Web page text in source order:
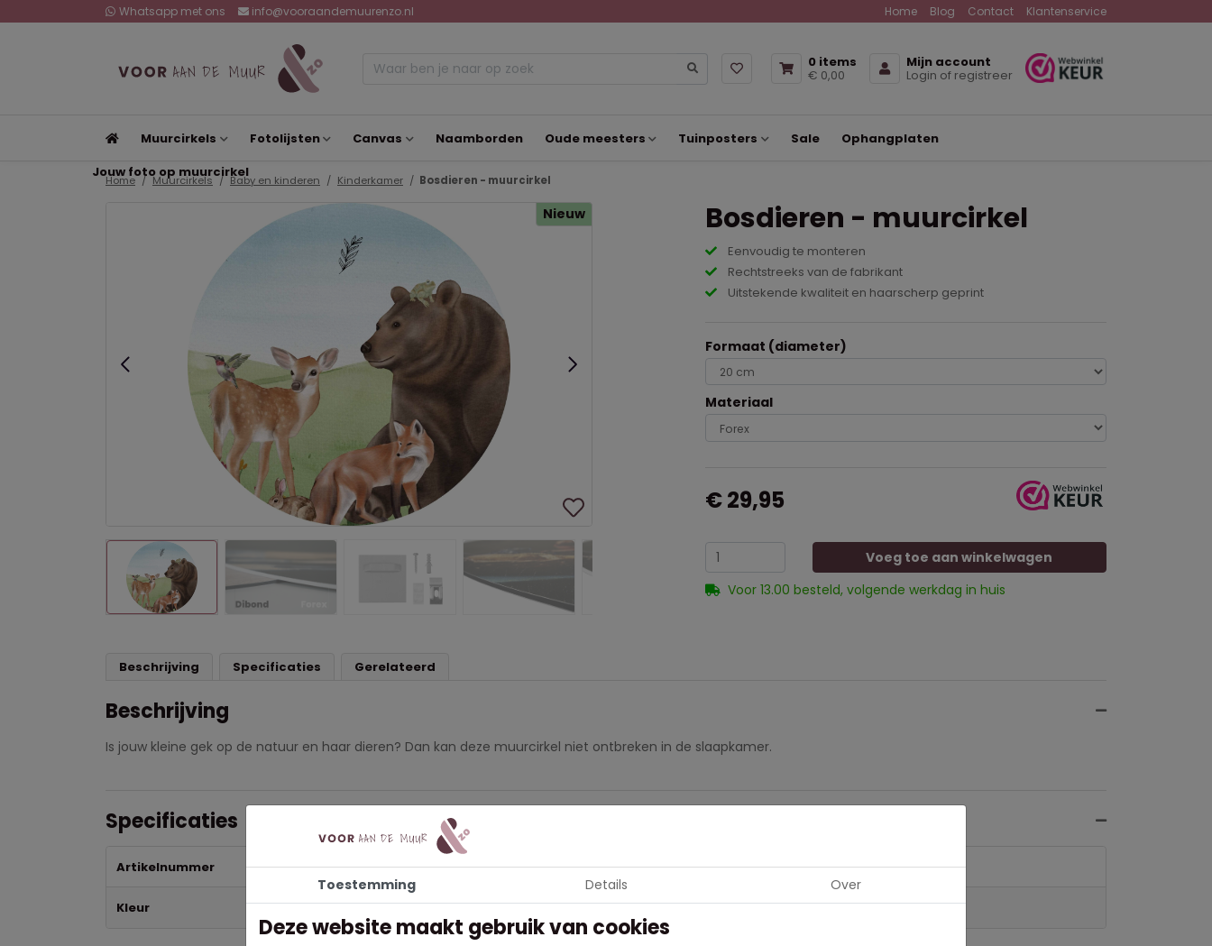
Whatsapp met ons info@vooraandemuurenzo.nl Home Blog Contact Klantenservice
0 items
€ 0,00
Mijn account
Login of registreer
Muurcirkels Fotolijsten Canvas Naamborden Oude meesters Tuinposters Sale
Ophangplaten
Jouw foto op muurcirkel
Home Muurcirkels Baby en kinderen Kinderkamer Bosdieren - muurcirkel
Bosdieren - muurcirkel
Eenvoudig te monteren
Rechtstreeks van de fabrikant
Uitstekende kwaliteit en haarscherp geprint
Formaat (diameter)
Materiaal
€ 29,95
Voeg toe aan winkelwagen
Voor 13.00 besteld, volgende werkdag in huis
Nieuw
Beschrijving Specificaties Gerelateerd
Beschrijving
Is jouw kleine gek op de natuur en haar dieren? Dan kan deze muurcirkel niet ontbreken in de slaapkamer.
Specificaties
Artikelnummer 5723
Kleur Blauw, Bruin, Donkerbruin, Groen, Wit
Toestemming Details Over
Deze website maakt gebruik van cookies